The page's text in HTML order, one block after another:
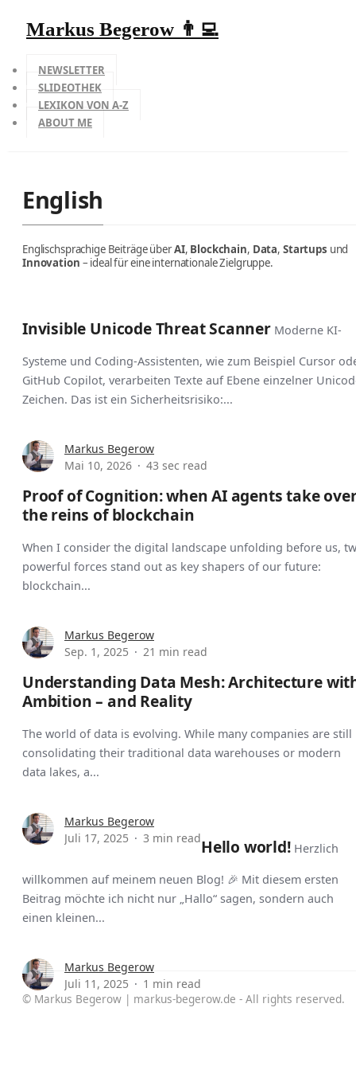
Markus Begerow 👨‍💻
NEWSLETTER
SLIDEOTHEK
LEXIKON VON A-Z
ABOUT ME
English
Englischsprachige Beiträge überAI, Blockchain, Data, Startups und
Innovation – ideal für eine internationale Zielgruppe.
Invisible Unicode Threat Scanner Moderne KI-
Systeme und Coding-Assistenten, wie zum Beispiel Cursor
GitHub Copilot, verarbeiten Texte auf Ebene einzelner
Zeichen. Das ist ein Sicherheitsrisiko:...
Markus Begerow
Mai 10, 2026
43 sec read
Proof of Cognition: when AI agents take
the reins of blockchain
When I consider the digital landscape unfolding before us,
powerful forces stand out as key shapers of our future:
blockchain...
Markus Begerow
Sep. 1, 2025
21 min read
Understanding Data Mesh: Architecture
Ambition – and Reality
The world of data is evolving. While many companies are still
consolidating their traditional data warehouses or modern
data lakes, a...
Markus Begerow
Juli 17, 2025
3 min readHello world! Herzlich
willkommen auf meinem neuen Blog! 🎉 Mit diesem ersten
Beitrag möchte ich nicht nur „Hallo“ sagen, sondern auch
einen kleinen...
Markus Begerow
Juli 11, 2025
1 min read
© Markus Begerow | markus-begerow.de - All rights reserved.